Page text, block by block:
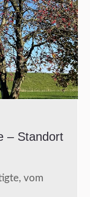
– Standort
vom